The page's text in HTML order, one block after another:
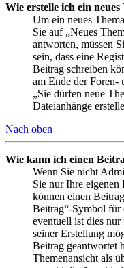
Wie erstelle ich ein
Um ein neues
Sie auf „Neues
antworten, müssen
sein, dass eine
Beitrag schreiben
am Ende der Foren-
„Sie dürfen neue
Dateianhänge
Nach oben
Wie kann ich einen
Wenn Sie nicht
Sie nur Ihre eigenen
können einen
Beitrag“-Symbol für
eventuell ist dies
seiner Erstellung
Beitrag geantwortet
Themenansicht als